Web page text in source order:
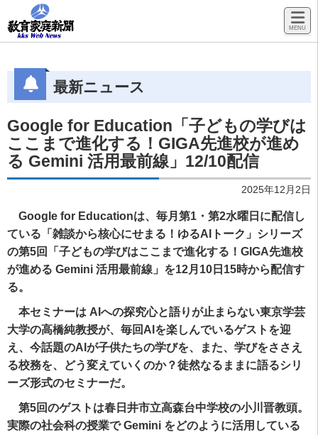
最新ニュース
Google for Education「子どもの学びは
ここまで進化する！GIGA先進校が進め
る Gemini 活用最前線」12/10配信
2025年12月2日
Google for Educationは、毎月第1・第2水曜日に配信し
ている「雑談から核心にせまる！ゆるAIトーク」シリーズ
の第5回「子どもの学びはここまで進化する！GIGA先進校
が進める Gemini 活用最前線」を12月10日15時から配信す
る。
本セミナーは AIへの探究心と語りが止まらない東京学芸
大学の高橋純教授が、毎回AIを楽しんでいるゲストを迎
え、今話題のAIが子供たちの学びを、また、学びをささえ
る校務を、どう変えていくのか？徒然なるままに語るシリ
ーズ形式のセミナーだ。
第5回のゲストは春日井市立高森台中学校の小川晋教頭。
実際の社会科の授業で Gemini をどのように活用している